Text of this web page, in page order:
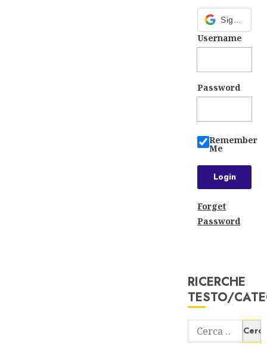
Username
Password
Remember
Me
Forget
Password
RICERCHE
TESTO/
Ricerca
per: